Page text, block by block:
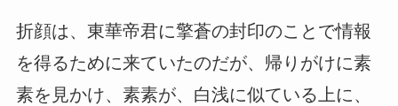
折顔は、東華帝君に擎蒼の封印のことで情報
を得るために来ていたのだが、帰りがけに素
素を見かけ、素素が、白浅に似ている上に、